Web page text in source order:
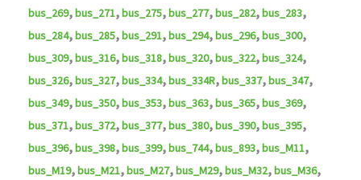
bus_269,bus_271,bus_275,bus_277,bus_282,bus_283,
bus_284,bus_285,bus_291,bus_294,bus_296,bus_300,
bus_309,bus_316,bus_318,bus_320,bus_322,bus_324,
bus_326,bus_327,bus_334,bus_334R,bus_337,bus_347,
bus_349,bus_350,bus_353,bus_363,bus_365,bus_369,
bus_371,bus_372,bus_377,bus_380,bus_390,bus_395,
bus_396,bus_398,bus_399,bus_744,bus_893,bus_M11,
bus_M19,bus_M21,bus_M27,bus_M29,bus_M32,bus_M36,